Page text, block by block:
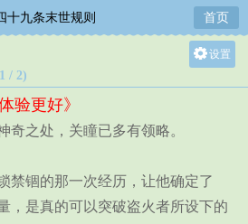
十九条末世规则 首页
设置
/ 2)
验更好》
之处，关瞳已多有领略。
锢的那一次经历，让他确定了
，是真的可以突破盗火者所设下的